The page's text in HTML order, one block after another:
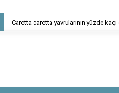
Alkol nedeniyle